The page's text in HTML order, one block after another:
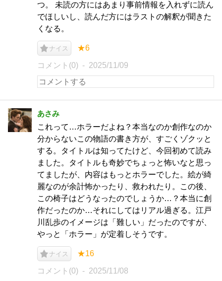
つ。 未読の方にはあまり事前情報を入れずに読ん
でほしいし、読んだ方にはラストの解釈が聞きた
くなる。
ナイス ★6
コメント(0) 2025/11/09
あさみ
これって…ホラーだよね？本当なのか創作なのか
分からないこの物語の書き方が、すごくゾクッと
する。タイトルは知ってたけど、今回初めて読み
ました。タイトルも奇妙でちょっと怖いなと思っ
てましたが、内容はもっとホラーでした。絵が綺
麗なのが余計怖かったり、救われたり。この後、
この椅子はどうなったのでしょうか…？本当に創
作だったのか…それにしてはリアル過ぎる。江戸
川乱歩のイメージは「難しい」だったのですが、
やっと「ホラー」が定着しそうです。
ナイス ★16
コメント(0) 2025/11/08